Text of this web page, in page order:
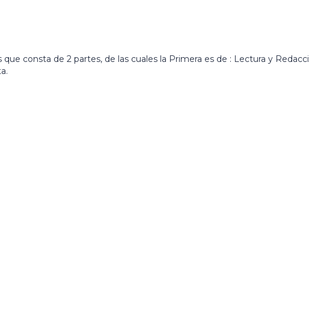
consta de 2 partes, de las cuales la Primera es de : Lectura y